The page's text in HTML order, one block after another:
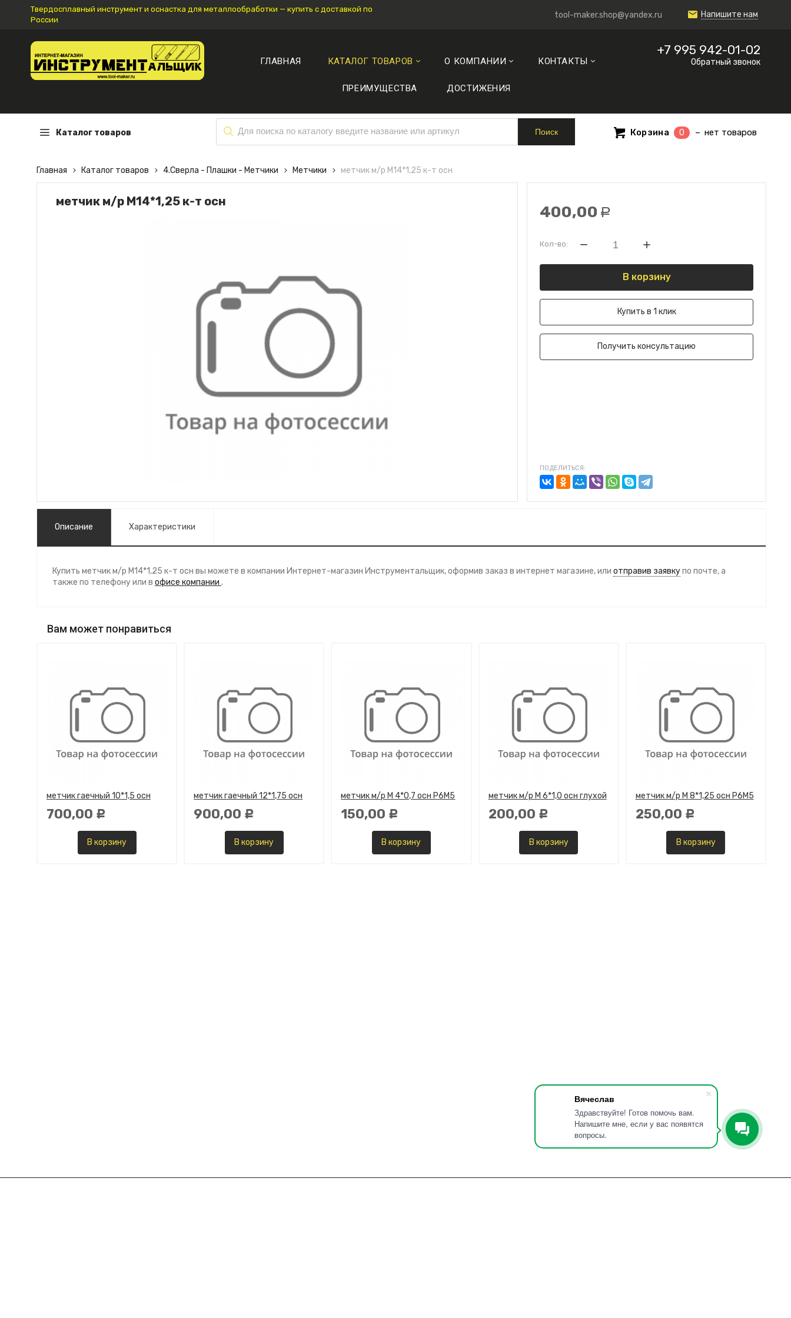
Вячеслав
Здравствуйте! Готов помочь вам.
Напишите мне, если у вас появятся
вопросы.
Твердосплавный инструмент и оснастка для металлообработки — купить с доставкой по
России
tool-maker.shop@yandex.ru Напишите нам
ГЛАВНАЯ КАТАЛОГ ТОВАРОВ О КОМПАНИИ КОНТАКТЫ
ПРЕИМУЩЕСТВА ДОСТИЖЕНИЯ
+7 995 942-01-02
Обратный звонок
Каталог товаров Корзина 0 нет товаров
Главная Каталог товаров 4.Сверла - Плашки - Метчики Метчики метчик м/р М14*1,25 к-т осн
метчик м/р М14*1,25 к-т осн
400,00 Р
Кол-во:
В корзину
Купить в 1 клик
Получить консультацию
ПОДЕЛИТЬСЯ:
Описание Характеристики
Купить метчик м/р М14*1,25 к-т осн вы можете в компании Интернет-магазин Инструментальщик, оформив заказ в интернет магазине, или отправив заявкупо почте, а
также по телефону или в офисе компании .
Вам может понравиться
метчик гаечный 10*1,5 осн
700,00 Р
В корзину
метчик гаечный 12*1,75 осн
900,00 Р
В корзину
метчик м/р М 4*0,7 осн Р6М5
150,00 Р
В корзину
метчик м/р М 6*1,0 осн глухой
200,00 Р
В корзину
метчик м/р М 8*1,25 осн Р6М5
250,00 Р
В корзину